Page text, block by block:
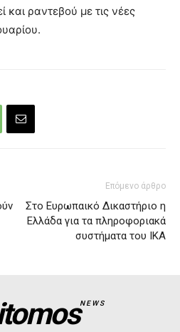
και ραντεβού με τις νέες
Επόμενο άρθρο
Στο Ευρωπαικό Δικαστήριο η
Ελλάδα για τα πληροφοριακά
συστήματα του ΙΚΑ
NEWS